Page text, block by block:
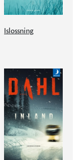
Islossning